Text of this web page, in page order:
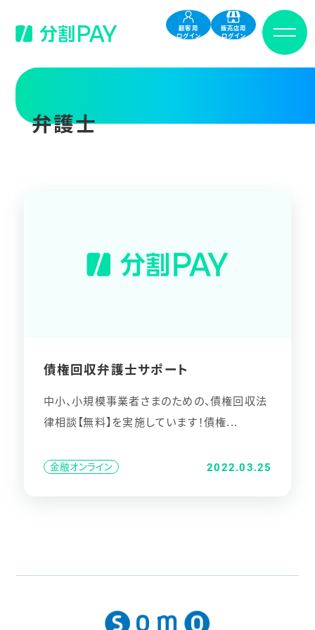
顧客用
ログイン
販売店用
ログイン
弁護士
債権回収弁護士サポート
中小、小規模事業者さまのための、債権回収法
律相談【無料】を実施しています！債権...
金融オンライン 2022.03.25